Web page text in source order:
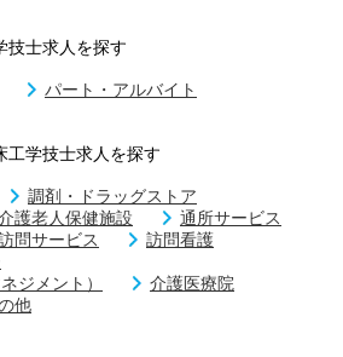
技士求人を探す
パート・アルバイト
工学技士求人を探す
調剤・ドラッグストア
護老人保健施設
通所サービス
問サービス
訪問看護
ジメント）
介護医療院
他